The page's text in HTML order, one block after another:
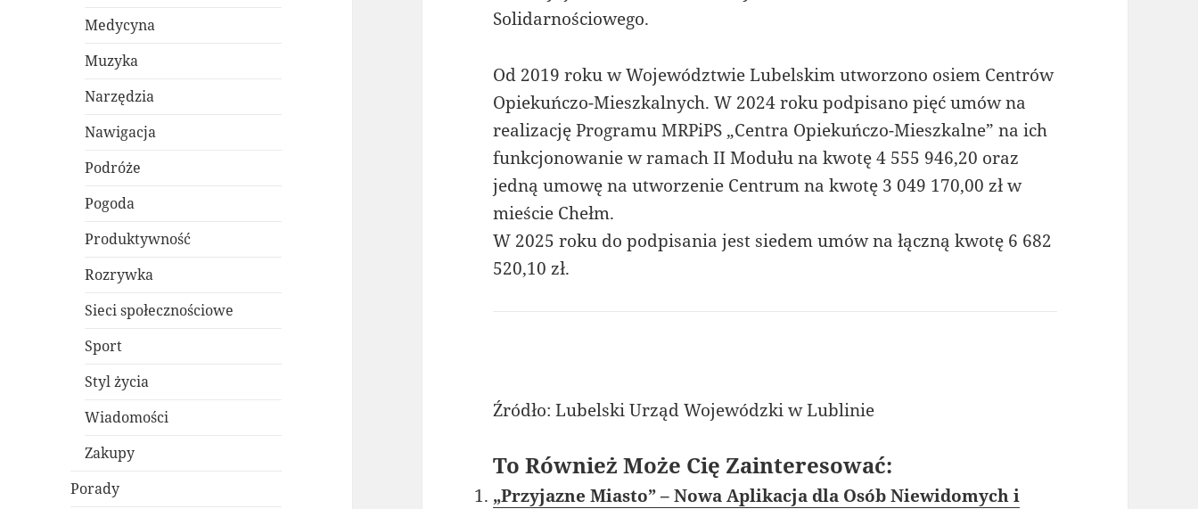
Medycyna
Muzyka
Narzędzia
Nawigacja
Podróże
Pogoda
Produktywność
Rozrywka
Sieci społecznościowe
Sport
Styl życia
Wiadomości
Zakupy
Porady
Solidarnościowego.
Od 2019 roku w Województwie Lubelskim utworzono osiem Centrów
Opiekuńczo-Mieszkalnych. W 2024 roku podpisano pięć umów na
realizację Programu MRPiPS „Centra Opiekuńczo-Mieszkalne” na ich
funkcjonowanie w ramach II Modułu na kwotę 4 555 946,20 oraz
jedną umowę na utworzenie Centrum na kwotę 3 049 170,00 zł w
mieście Chełm.
W 2025 roku do podpisania jest siedem umów na łączną kwotę 6 682
520,10 zł.
Źródło: Lubelski Urząd Wojewódzki w Lublinie
To Również Może Cię Zainteresować:
„Przyjazne Miasto” – Nowa Aplikacja dla Osób Niewidomych i